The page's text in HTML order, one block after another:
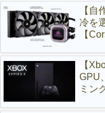
【自
冷を
【
【
GPU
ミン